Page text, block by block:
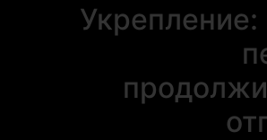
Укрепление: